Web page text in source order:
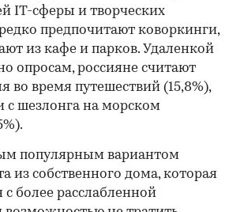
IT-сферы и творческих
предпочитают коворкинги,
из кафе и парков. Удаленкой
опросам, россияне считают
во время путешествий (15,8%),
с шезлонга на морском
популярным вариантом
из собственного дома, которая
с более расслабленной